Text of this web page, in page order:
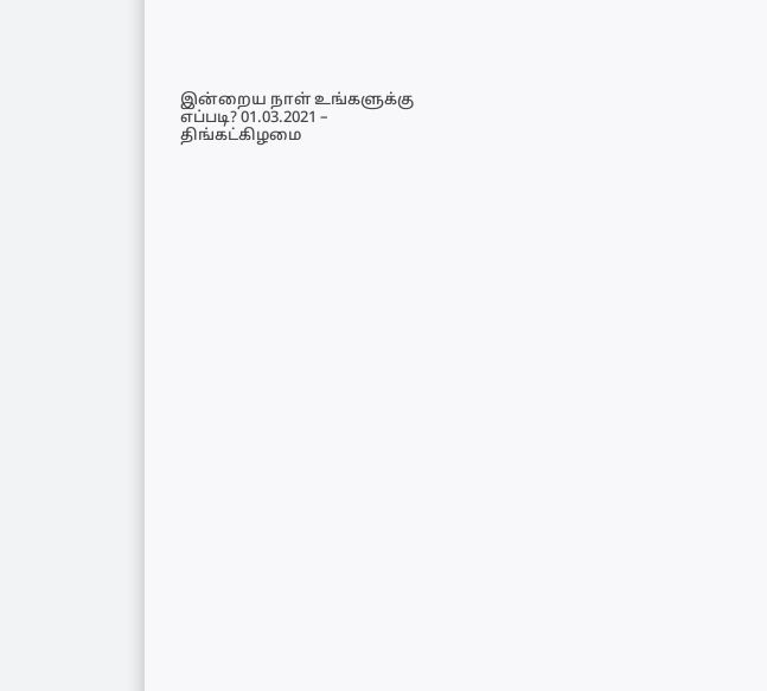
இன்றைய நாள் உங்களுக்கு
எப்படி? 01.03.2021 –
திங்கட்கிழமை